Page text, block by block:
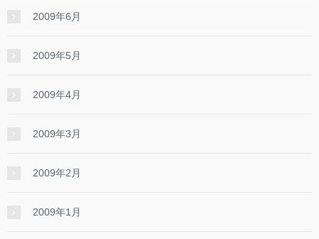
2009年6月
2009年5月
2009年4月
2009年3月
2009年2月
2009年1月